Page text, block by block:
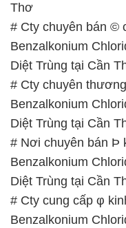
Thơ
# Cty chuyên bán ©
Benzalkonium
Diệt Trùng tại Cần
# Cty chuyên
Benzalkonium
Diệt Trùng tại Cần
# Nơi chuyên bán Þ
Benzalkonium
Diệt Trùng tại Cần
# Cty cung cấp φ
Benzalkonium